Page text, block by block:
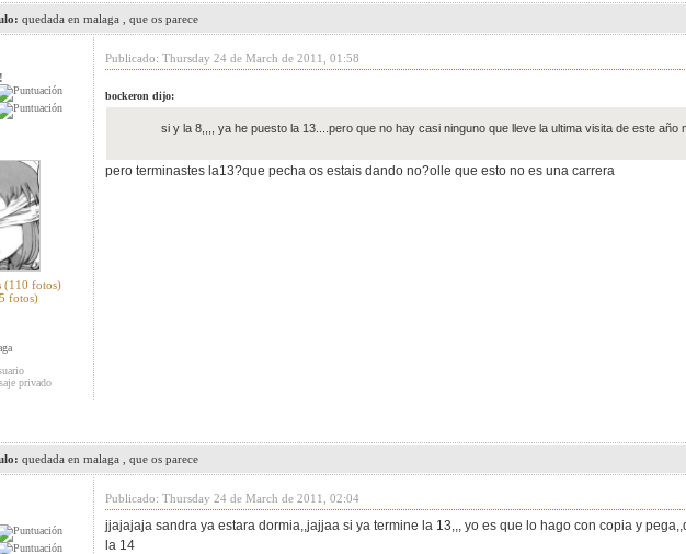
quedada en malaga , que os parece
(110 fotos)
fotos)
privado
Publicado: Thursday 24 de March de 2011, 01:58
bockeron dijo:
si y la 8,,,, ya he puesto la 13....pero que no hay casi ninguno que lleve la ultima visita de este año
pero terminastes la13?que pecha os estais dando no?olle que esto no es una carrera
quedada en malaga , que os parece
Publicado: Thursday 24 de March de 2011, 02:04
jjajajaja sandra ya estara dormia,,jajjaa si ya termine la 13,,, yo es que lo hago con copia y
la 14